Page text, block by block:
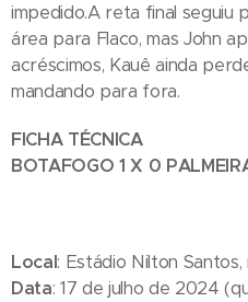
impedido.A reta final seguiu
área para Flaco, mas John
acréscimos, Kauê ainda
mandando para fora.
FICHA TÉCNICA
BOTAFOGO 1 X 0
Local: Estádio Nilton
Data: 17 de julho de 2024